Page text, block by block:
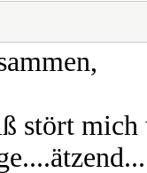
stört mich